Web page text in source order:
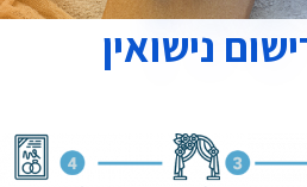
נישואין